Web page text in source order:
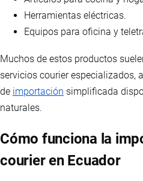
Herramientas eléctricas.
Equipos para oficina y
Muchos de estos productos
servicios courier especializados,
de importación simplificada
naturales.
Cómo funciona la
courier en Ecuador